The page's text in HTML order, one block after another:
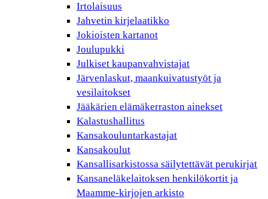
Irtolaisuus
Jahvetin kirjelaatikko
Jokioisten kartanot
Joulupukki
Julkiset kaupanvahvistajat
Järvenlaskut, maankuivatustyöt ja
vesilaitokset
Jääkärien elämäkerraston ainekset
Kalastushallitus
Kansakouluntarkastajat
Kansakoulut
Kansallisarkistossa säilytettävät perukirjat
Kansaneläkelaitoksen henkilökortit ja
Maamme-kirjojen arkisto